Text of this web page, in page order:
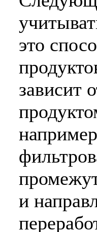
это
зависит
и